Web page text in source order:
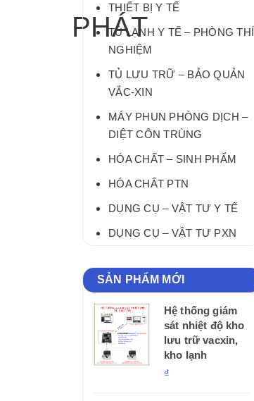
THIẾT BỊ Y TẾ
TỦ LẠNH Y TẾ – PHÒNG THÍ
NGHIỆM
TỦ LƯU TRỮ – BẢO QUẢN
VẮC-XIN
MÁY PHUN PHÒNG DỊCH –
DIỆT CÔN TRÙNG
HÓA CHẤT – SINH PHẨM
HÓA CHẤT PTN
DỤNG CỤ – VẬT TƯ Y TẾ
DỤNG CỤ – VẬT TƯ PXN
SẢN PHẨM MỚI
Hệ thống giám
sát nhiệt độ kho
lưu trữ vacxin,
kho lạnh
₫